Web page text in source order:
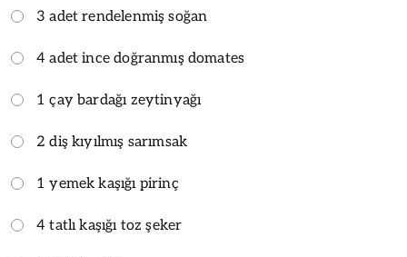
3 adet rendelenmiş soğan
4 adet ince doğranmış domates
1 çay bardağı zeytinyağı
2 diş kıyılmış sarımsak
1 yemek kaşığı pirinç
4 tatlı kaşığı toz şeker